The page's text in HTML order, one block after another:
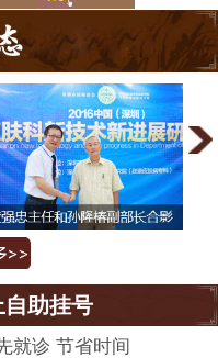
自助挂号
就诊 节省时间